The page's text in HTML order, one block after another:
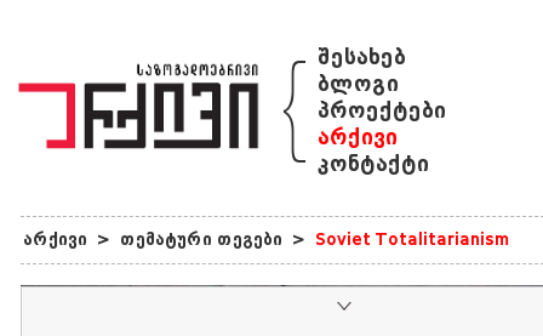
{ შესახებ
ბლოგი
პროექტები
არქივი
კონტაქტი
არქივი > თემატური თეგები > Soviet Totalitarianism